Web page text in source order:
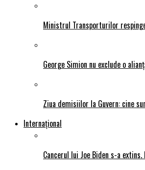
Ministrul Transporturilor
George Simion nu exclude o
Ziua demisiilor la Guvern: cine
Internațional
Cancerul lui Joe Biden s-a